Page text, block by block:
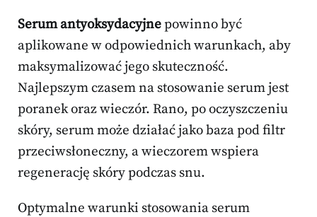
Serum antyoksydacyjnepowinno być
aplikowane w odpowiednich warunkach, aby
maksymalizować jego skuteczność.
Najlepszym czasem na stosowanie serum jest
poranek oraz wieczór. Rano, po oczyszczeniu
skóry, serum może działać jako baza pod filtr
przeciwsłoneczny, a wieczorem wspiera
regenerację skóry podczas snu.
Optymalne warunki stosowania serum